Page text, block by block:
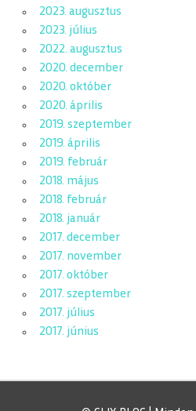
2023. augusztus
2023. július
2022. augusztus
2020. december
2020. október
2020. április
2019. szeptember
2019. április
2019. február
2018. május
2018. február
2018. január
2017. december
2017. november
2017. október
2017. szeptember
2017. július
2017. június